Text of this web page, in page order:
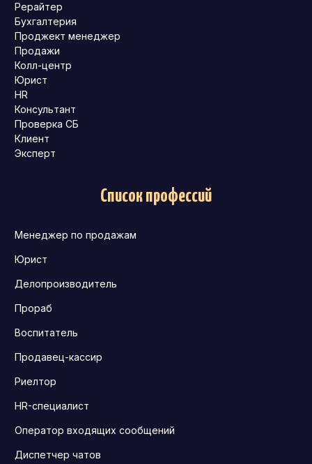
Рерайтер
Бухгалтерия
Проджект менеджер
Продажи
Колл-центр
Юрист
HR
Консультант
Проверка СБ
Клиент
Эксперт
Список профессий
Менеджер по продажам
Юрист
Делопроизводитель
Прораб
Воспитатель
Продавец-кассир
Риелтор
HR-специалист
Оператор входящих сообщений
Диспетчер чатов